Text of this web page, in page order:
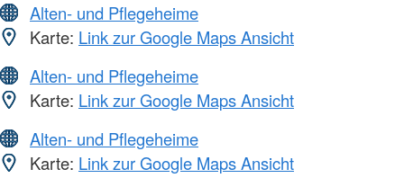
Alten- und Pflegeheime
Karte: Link zur Google Maps Ansicht
Alten- und Pflegeheime
Karte: Link zur Google Maps Ansicht
Alten- und Pflegeheime
Karte: Link zur Google Maps Ansicht